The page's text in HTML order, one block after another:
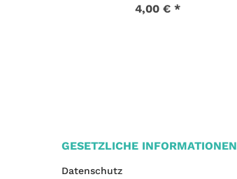
4,00 € *
GESETZLICHE INFORMATIONEN
Datenschutz